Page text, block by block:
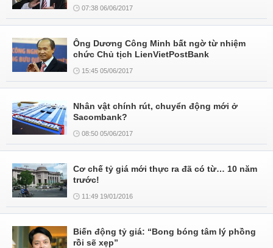
07:38 06/06/2017
Ông Dương Công Minh bất ngờ từ nhiệm
chức Chủ tịch LienVietPostBank
15:45 05/06/2017
Nhân vật chính rút, chuyển động mới ở
Sacombank?
08:50 05/06/2017
Cơ chế tỷ giá mới thực ra đã có từ… 10 năm
trước!
11:49 19/01/2016
Biến động tỷ giá: “Bong bóng tâm lý phồng
rồi sẽ xẹp”